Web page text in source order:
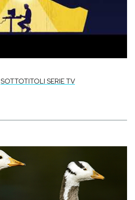
SOTTOTITOLI SERIE TV